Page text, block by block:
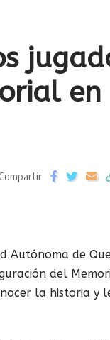
en
Autónoma de
del
la historia y